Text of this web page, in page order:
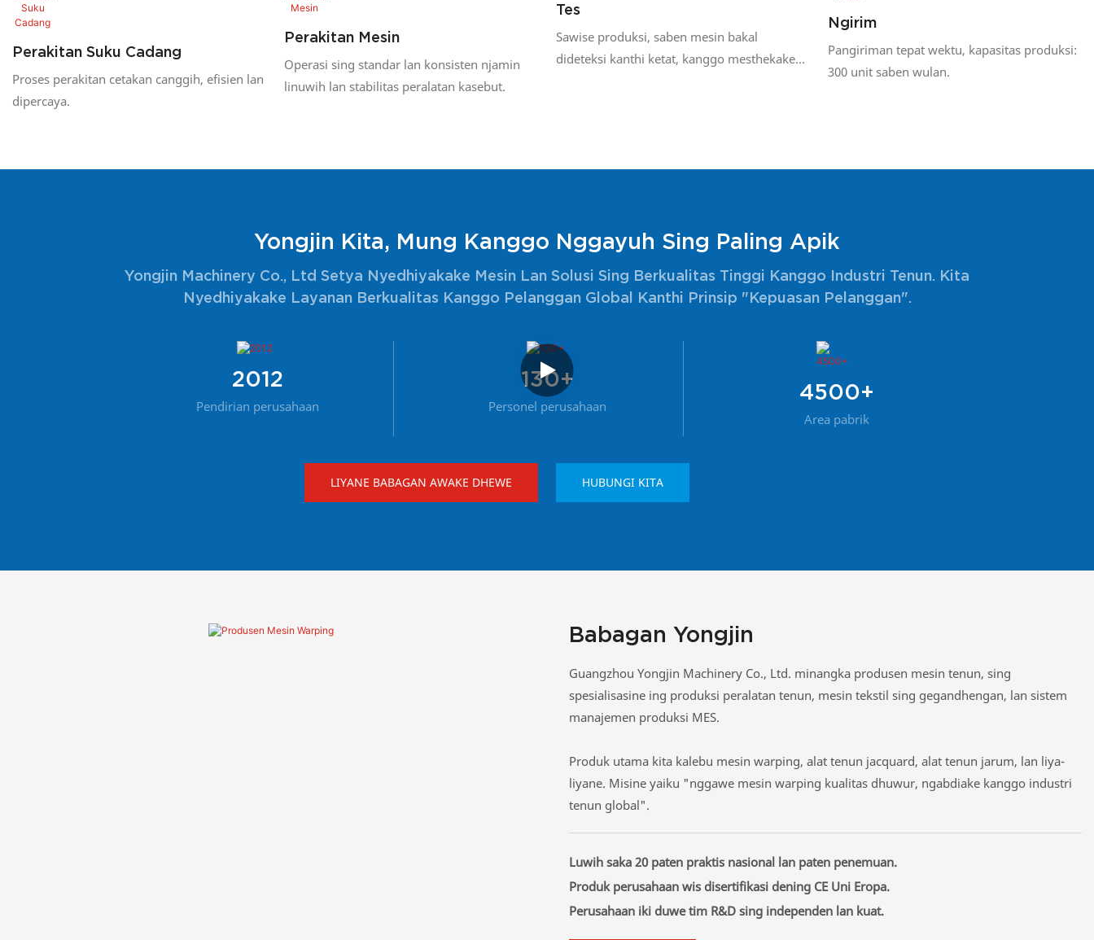
Perakitan Suku Cadang
Proses perakitan cetakan canggih, efisien lan
dipercaya.
Perakitan Mesin
Operasi sing standar lan konsisten njamin
linuwih lan stabilitas peralatan kasebut.
Tes
Sawise produksi, saben mesin bakal
dideteksi kanthi ketat, kanggo mesthekake
Ngirim
Pangiriman tepat wektu, kapasitas produksi:
300 unit saben wulan.
Yongjin Kita, Mung Kanggo Nggayuh Sing Paling Apik
Yongjin Machinery Co., Ltd Setya Nyedhiyakake Mesin Lan Solusi Sing Berkualitas Tinggi Kanggo Industri Tenun. Kita
Nyedhiyakake Layanan Berkualitas Kanggo Pelanggan Global Kanthi Prinsip "kepuasan Pelanggan".
2012
Pendirian perusahaan
130+
Personel perusahaan
4500+
Area pabrik
LIYANE BABAGAN AWAKE DHEWE HUBUNGI KITA
Babagan Yongjin
Guangzhou Yongjin Machinery Co., Ltd. minangka produsen mesin tenun, sing
spesialisasine ing produksi peralatan tenun, mesin tekstil sing gegandhengan, lan sistem
manajemen produksi MES.
Produk utama kita kalebu mesin warping, alat tenun jacquard, alat tenun jarum, lan liya-
liyane. Misine yaiku "nggawe mesin warping kualitas dhuwur, ngabdiake kanggo industri
tenun global".
Luwih saka 20 paten praktis nasional lan paten penemuan.
Produk perusahaan wis disertifikasi dening CE Uni Eropa.
Perusahaan iki duwe tim R&D sing independen lan kuat.